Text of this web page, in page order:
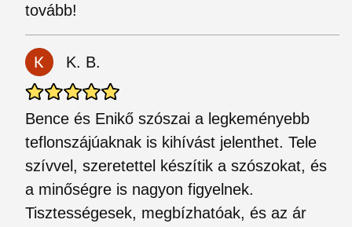
tovább!
K. B.
Bence és Enikő szószai a legkeményebb
teflonszájúaknak is kihívást jelenthet. Tele
szívvel, szeretettel készítik a szószokat, és
a minőségre is nagyon figyelnek.
Tisztességesek, megbízhatóak, és az ár